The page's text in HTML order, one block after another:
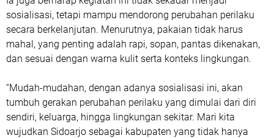
sosialisasi, tetapi mampu mendorong perubahan perilaku
secara berkelanjutan. Menurutnya, pakaian tidak harus
mahal, yang penting adalah rapi, sopan, pantas dikenakan,
dan sesuai dengan warna kulit serta konteks lingkungan.
“Mudah-mudahan, dengan adanya sosialisasi ini, akan
tumbuh gerakan perubahan perilaku yang dimulai dari diri
sendiri, keluarga, hingga lingkungan sekitar. Mari kita
wujudkan Sidoarjo sebagai kabupaten yang tidak hanya